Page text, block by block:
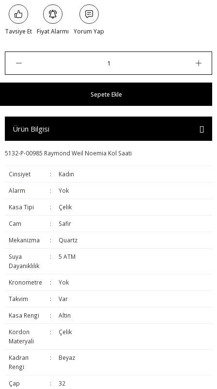
Tavsiye Et Fiyat Alarmı Yorum Yap
Sepete Ekle
Ürün Bilgisi
5132-P-00985 Raymond Weil Noemia Kol Saati
Cinsiyet : Kadın
Alarm : Yok
Kasa Tipi : Çelik
Cam : Safir
Mekanizma : Quartz
Suya
Dayanıklılık
: 5 ATM
Kronometre : Yok
Takvim : Var
Kasa Rengi : Altin
Kordon
Materyali
: Çelik
Kadran
Rengi
: Beyaz
Çap : 32